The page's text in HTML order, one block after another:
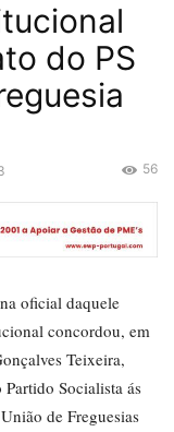
do PS
56
oficial daquele
concordou, em
Teixeira,
Socialista ás
de Freguesias